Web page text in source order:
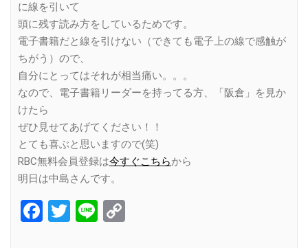
に線を引いて
頭に残す読み方をしているためです。
電子書籍だと線を引けない（できても電子上の線で感触が
ちがう）ので、
自分にとってはそれが相当痛い。。。
なので、電子書籍リーダーを持ってる方、「阪倉」を見か
けたら
ぜひ見せてあげてください！！
とても喜ぶと思いますので(笑)
RBC無料会員登録は今すぐこちらから
明日は中島さんです。
Facebook
Twitter
Line